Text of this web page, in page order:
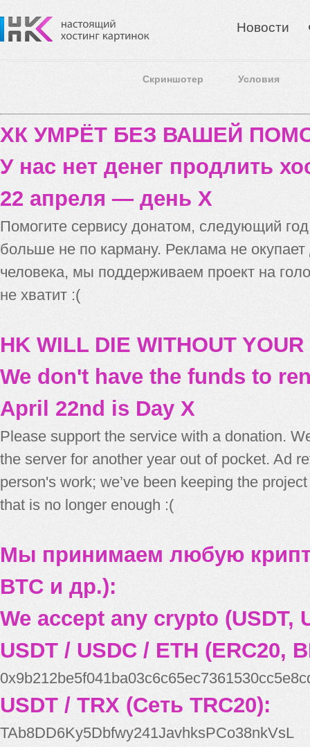
Новости
Скриншотер Условия
ХК УМРЁТ БЕЗ ВАШЕЙ
У нас нет денег продлить
22 апреля — день X
Помогите сервису донатом, следующий
больше не по карману. Реклама не
человека, мы поддерживаем проект на
не хватит :(
HK WILL DIE WITHOUT
We don't have the funds to
April 22nd is Day X
Please support the service with a donation.
the server for another year out of pocket. Ad
person's work; we’ve been keeping the
that is no longer enough :(
Мы принимаем любую
BTC и др.):
We accept any crypto (USDT,
USDT / USDC / ETH (ERC20,
USDT / TRX (Сеть TRC20):
TAb8DD6Ky5Dbfwy241JavhksPCo38nkVsL